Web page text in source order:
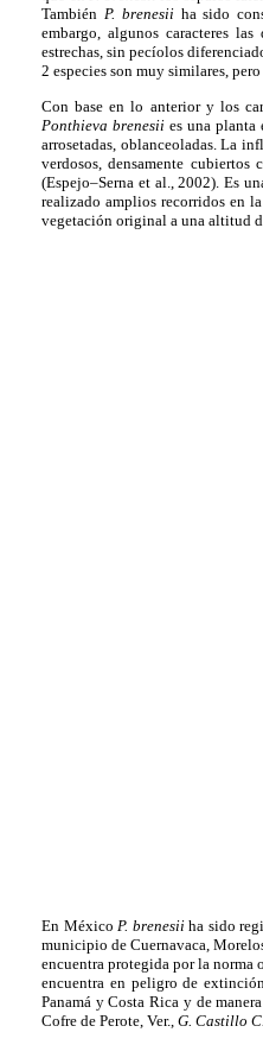
También P. brenesii ha sido
embargo, algunos caracteres
estrechas, sin pecíolos
2 especies son muy similares, pero
Con base en lo anterior y los
Ponthieva brenesii es una planta
arrosetadas, oblanceoladas. La
verdosos, densamente
(Espejo–Serna et al., 2002). Es
realizado amplios recorridos en
vegetación original a una altitud
En México P. brenesii ha sido
municipio de Cuernavaca,
encuentra protegida por la norma
encuentra en peligro de
Panamá y Costa Rica y de
Cofre de Perote, Ver., G. Castillo